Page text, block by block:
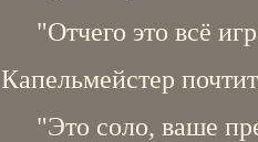
"Отчего это всё
Капельмейстер
"Это соло, ваше